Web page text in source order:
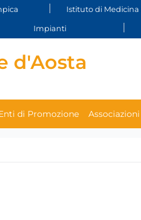
Istituto di Medicina
Impianti
d'Aosta
di Promozione